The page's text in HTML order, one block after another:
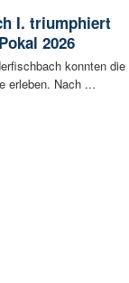
I. triumphiert
2026
konnten die
erleben. Nach ...